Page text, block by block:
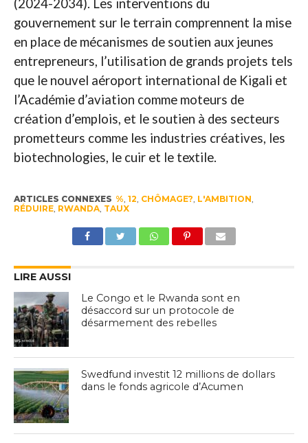
(2024-2034). Les interventions du
gouvernement sur le terrain comprennent la mise
en place de mécanismes de soutien aux jeunes
entrepreneurs, l’utilisation de grands projets tels
que le nouvel aéroport international de Kigali et
l’Académie d’aviation comme moteurs de
création d’emplois, et le soutien à des secteurs
prometteurs comme les industries créatives, les
biotechnologies, le cuir et le textile.
ARTICLES CONNEXES % 12 CHÔMAGE? L'AMBITION
RÉDUIRE, RWANDA, TAUX
LIRE AUSSI
Le Congo et le Rwanda sont en
désaccord sur un protocole de
désarmement des rebelles
Swedfund investit 12 millions de dollars
dans le fonds agricole d’Acumen